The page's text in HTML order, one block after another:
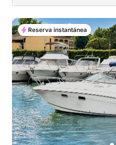
Reserva instantánea